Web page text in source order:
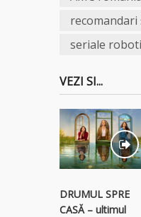
recomandari
seriale roboti
VEZI SI...
DRUMUL SPRE
CASĂ – ultimul